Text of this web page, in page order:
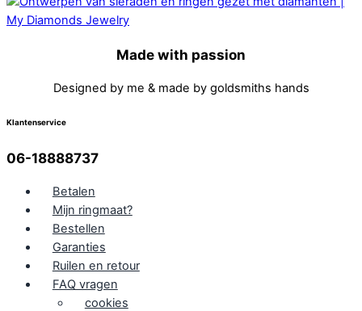
Made with passion
Designed by me & made by goldsmiths hands
Klantenservice
06-18888737
Betalen
Mijn ringmaat?
Bestellen
Garanties
Ruilen en retour
FAQ vragen
cookies